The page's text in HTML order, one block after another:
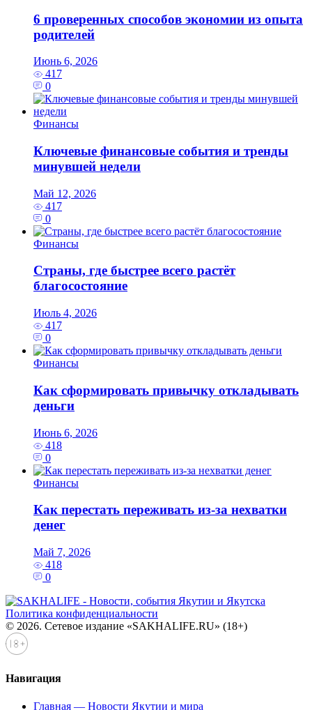
6 проверенных способов экономии из опыта
родителей
Июнь 6, 2026
417
0
Финансы
Ключевые финансовые события и тренды
минувшей недели
Май 12, 2026
417
0
Финансы
Страны, где быстрее всего растёт
благосостояние
Июль 4, 2026
417
0
Финансы
Как сформировать привычку откладывать
деньги
Июнь 6, 2026
418
0
Финансы
Как перестать переживать из-за нехватки
денег
Май 7, 2026
418
0
Политика конфиденциальности
© 2026. Сетевое издание «SAKHALIFE.RU» (18+)
Навигация
Главная — Новости Якутии и мира